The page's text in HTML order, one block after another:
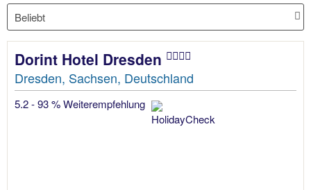
Dorint Hotel Dresden
Dresden, Sachsen, Deutschland
5.2 - 93 % Weiterempfehlung